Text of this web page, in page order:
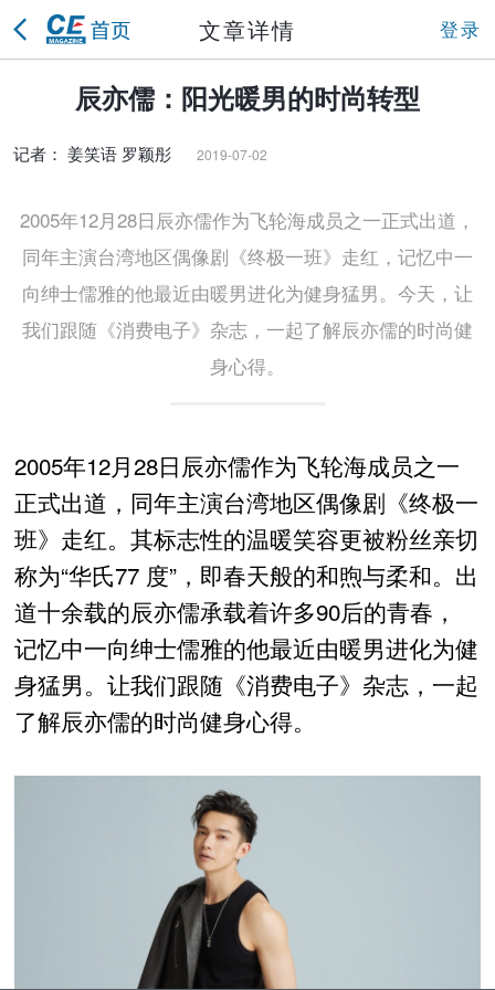
文章详情 登录
辰亦儒：阳光暖男的时尚转型
记者： 姜笑语 罗颖彤 2019-07-02
2005年12月28日辰亦儒作为飞轮海成员之一正式出道，
同年主演台湾地区偶像剧《终极一班》走红，记忆中一
向绅士儒雅的他最近由暖男进化为健身猛男。今天，让
我们跟随《消费电子》杂志，一起了解辰亦儒的时尚健
身心得。
2005年12月28日辰亦儒作为飞轮海成员之一
正式出道，同年主演台湾地区偶像剧《终极一
班》走红。其标志性的温暖笑容更被粉丝亲切
称为“华氏77 度”，即春天般的和煦与柔和。出
道十余载的辰亦儒承载着许多90后的青春，
记忆中一向绅士儒雅的他最近由暖男进化为健
身猛男。让我们跟随《消费电子》杂志，一起
了解辰亦儒的时尚健身心得。